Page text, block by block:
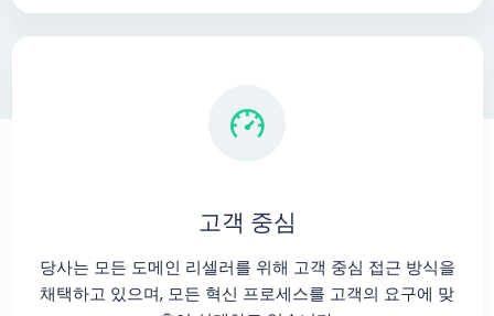
고객 중심
당사는 모든 도메인 리셀러를 위해 고객 중심 접근 방식을
채택하고 있으며, 모든 혁신 프로세스를 고객의 요구에 맞